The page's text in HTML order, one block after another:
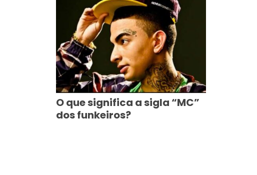
O que significa a sigla “MC”
dos funkeiros?